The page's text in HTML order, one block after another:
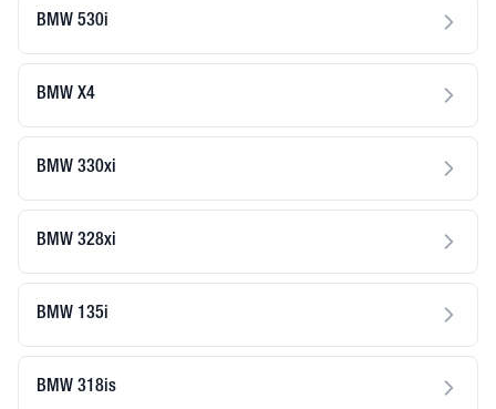
BMW 530i
BMW X4
BMW 330xi
BMW 328xi
BMW 135i
BMW 318is